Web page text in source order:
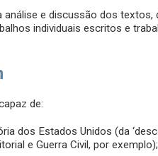
e discussão dos textos,
individuais escritos e
de:
dos Estados Unidos (da
e Guerra Civil, por exemplo);